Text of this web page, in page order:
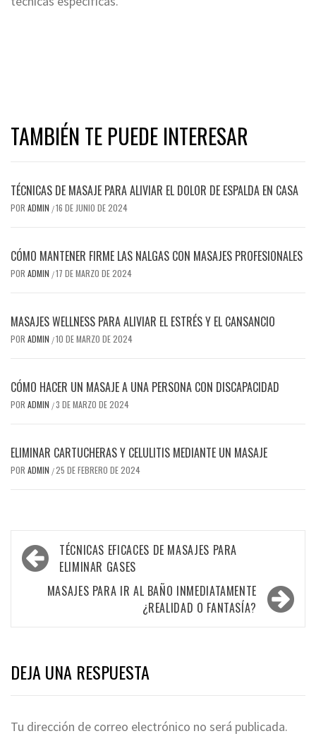
TAMBIÉN TE PUEDE INTERESAR
TÉCNICAS DE MASAJE PARA ALIVIAR EL DOLOR DE ESPALDA EN CASA
POR ADMIN /16 DE JUNIO DE 2024
CÓMO MANTENER FIRME LAS NALGAS CON MASAJES PROFESIONALES
POR ADMIN /17 DE MARZO DE 2024
MASAJES WELLNESS PARA ALIVIAR EL ESTRÉS Y EL CANSANCIO
POR ADMIN /10 DE MARZO DE 2024
CÓMO HACER UN MASAJE A UNA PERSONA CON DISCAPACIDAD
POR ADMIN /3 DE MARZO DE 2024
ELIMINAR CARTUCHERAS Y CELULITIS MEDIANTE UN MASAJE
POR ADMIN /25 DE FEBRERO DE 2024
Navegación
de
entradas
TÉCNICAS EFICACES DE MASAJES PARA
ELIMINAR GASES
MASAJES PARA IR AL BAÑO INMEDIATAMENTE
¿REALIDAD O FANTASÍA?
DEJA UNA RESPUESTA
Tu dirección de correo electrónico no será publicada.